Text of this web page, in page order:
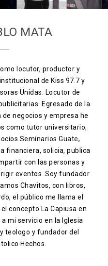
MATA
locutor, productor y
de Kiss 97.7 y
Unidas. Locutor de
Egresado de la
negocios y empresa he
como tutor universitario,
Seminarios Guate,
financiera, solicia, publica
con las personas y
eventos. Soy fundador
Chavitos, con libros,
el público me llama el
concepto La Capiusa en
mi servicio en la Iglesia
teologo y fundador del
Hechos.